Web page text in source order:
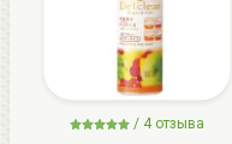
/ 4 отзыва